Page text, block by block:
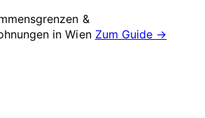
&
inWien Zum Guide →